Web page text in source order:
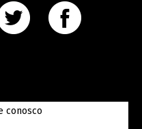
conosco